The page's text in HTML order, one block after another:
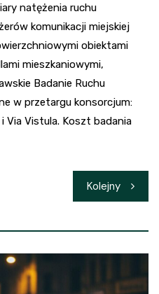
natężenia ruchu
komunikacji miejskiej
obiektami
mieszkaniowymi,
Badanie Ruchu
w przetargu konsorcjum:
Via Vistula. Koszt badania
Kolejny